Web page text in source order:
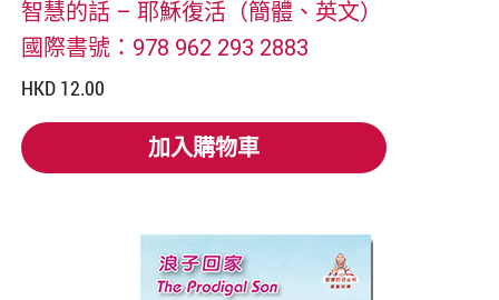
智慧的話 – 耶穌復活（簡體、英文）
國際書號：978 962 293 2883
HKD 12.00
加入購物車
加入購物車